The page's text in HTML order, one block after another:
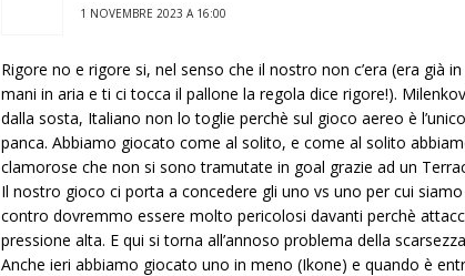
1 NOVEMBRE 2023 A 16:00
Rigore no e rigore si, nel senso che il nostro non c’era (era già
mani in aria e ti ci tocca il pallone la regola dice rigore!).
dalla sosta, Italiano non lo toglie perchè sul gioco aereo è
panca. Abbiamo giocato come al solito, e come al solito
clamorose che non si sono tramutate in goal grazie ad un
Il nostro gioco ci porta a concedere gli uno vs uno per cui
contro dovremmo essere molto pericolosi davanti perchè
pressione alta. E qui si torna all’annoso problema della
Anche ieri abbiamo giocato uno in meno (Ikone) e quando è